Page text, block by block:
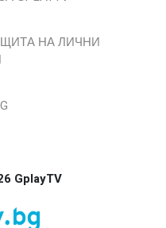
НА ЛИЧНИ
GplayTV